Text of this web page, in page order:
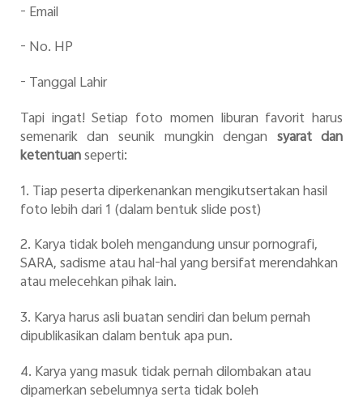
- Email
- No. HP
- Tanggal Lahir
Tapi ingat! Setiap foto momen liburan favorit harus
semenarik dan seunik mungkin dengan syarat dan
ketentuanseperti:
1. Tiap peserta diperkenankan mengikutsertakan hasil
foto lebih dari 1 (dalam bentuk slide post)
2. Karya tidak boleh mengandung unsur pornografi,
SARA, sadisme atau hal-hal yang bersifat merendahkan
atau melecehkan pihak lain.
3. Karya harus asli buatan sendiri dan belum pernah
dipublikasikan dalam bentuk apa pun.
4. Karya yang masuk tidak pernah dilombakan atau
dipamerkan sebelumnya serta tidak boleh